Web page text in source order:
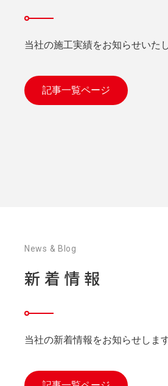
当社の施工実績をお知らせいた
記事一覧ページ
News & Blog
新着情報
当社の新着情報をお知らせしま